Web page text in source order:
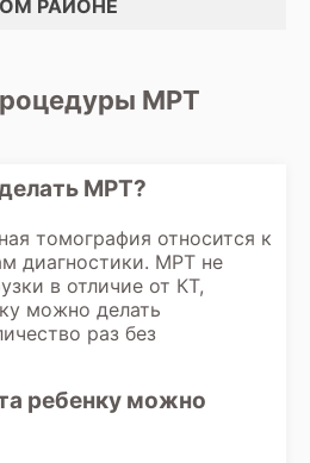
РАЙОНЕ
МРТ
МРТ?
томография относится к
диагностики. МРТ не
в отличие от КТ,
можно делать
раз без
ребенку можно